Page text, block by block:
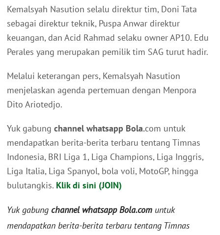
Kemalsyah Nasution selalu direktur tim, Doni Tata
sebagai direktur teknik, Puspa Anwar direktur
keuangan, dan Acid Rahmad selaku owner AP10. Edu
Perales yang merupakan pemilik tim SAG turut hadir.
Melalui keterangan pers, Kemalsyah Nasution
menjelaskan agenda pertemuan dengan Menpora
Dito Ariotedjo.
Yuk gabung channel whatsapp Bola.com untuk
mendapatkan berita-berita terbaru tentang Timnas
Indonesia, BRI Liga 1, Liga Champions, Liga Inggris,
Liga Italia, Liga Spanyol, bola voli, MotoGP, hingga
bulutangkis. Klik di sini (JOIN)
Yuk gabung channel whatsapp Bola.com untuk
mendapatkan berita-berita terbaru tentang Timnas